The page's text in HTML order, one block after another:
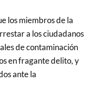
los miembros de la
a los ciudadanos
de contaminación
en fragante delito, y
ante la